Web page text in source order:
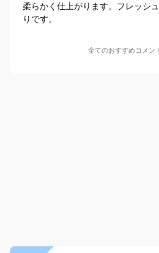
柔らかく仕上がります。フレッシ
りです。
全てのおすすめコメン